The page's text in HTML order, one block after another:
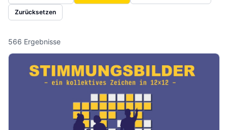
Zurücksetzen
566 Ergebnisse